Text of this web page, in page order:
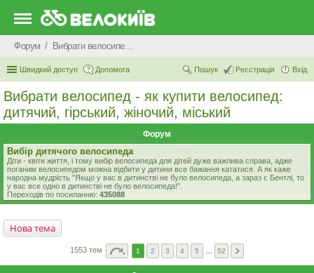
Форум Вибрати велосипед - як купити велосипед: дитячий, гірський, жіночий, міський
Швидкий доступ Допомога Вхід
Реєстрація
Пошук
Вибрати велосипед - як купити велосипед:
дитячий, гірський, жіночий, міський
Форум
Вибір дитячого велосипеда
Діти - квіти життя, і тому вибір велосипеда для дітей дуже важлива справа, адже
поганим велосипедом можна відбити у дитини все бажання кататися. А як каже
народна мудрість "Якщо у вас в дитинстві не було велосипеда, а зараз є Бентлі, то
у вас все одно в дитинстві не було велосипеда!".
Переходів по посиланню: 435088
Нова тема
1553 тем 1 2 3 4 5 52